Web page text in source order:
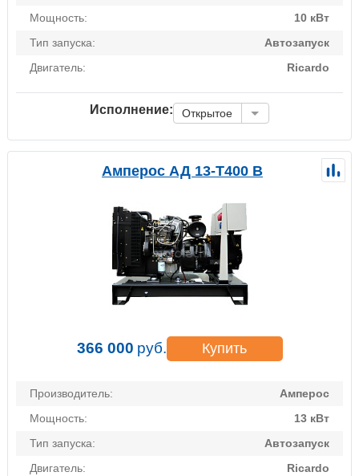
Мощность:
10 кВт
Тип запуска:
Автозапуск
Двигатель:
Ricardo
Исполнение: Открытое
Амперос АД 13-Т400 B
366 000 руб. Купить
Производитель:
Амперос
Мощность:
13 кВт
Тип запуска:
Автозапуск
Двигатель:
Ricardo